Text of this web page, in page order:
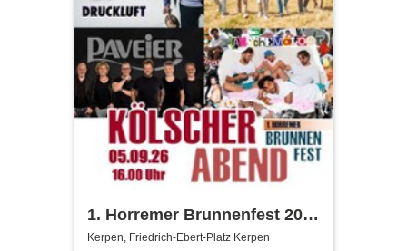
1. Horremer Brunnenfest 2026
- Klüngelköpp, Druckluft,
Kerpen, Friedrich-Ebert-Platz Kerpen